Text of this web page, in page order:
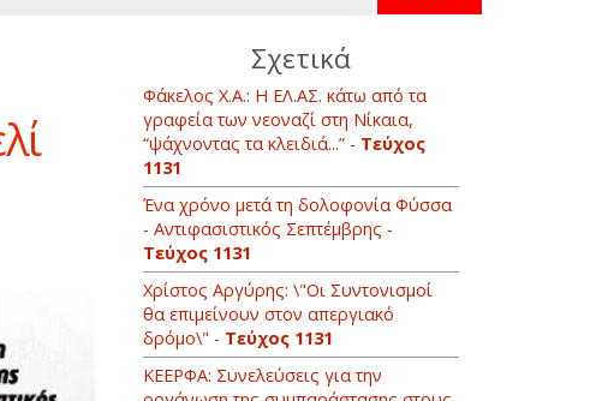
Σχετικά
Φάκελος Χ.Α.: Η ΕΛ.ΑΣ. κάτω από τα
γραφεία των νεοναζί στη Νίκαια,
“ψάχνοντας τα κλειδιά...” - Τεύχος
1131
Ένα χρόνο μετά τη δολοφονία Φύσσα
- Αντιφασιστικός Σεπτέμβρης -
Τεύχος 1131
Χρίστος Αργύρης: \"Οι Συντονισμοί
θα επιμείνουν στον απεργιακό
δρόμο\" - Τεύχος 1131
ΚΕΕΡΦΑ: Συνελεύσεις για την